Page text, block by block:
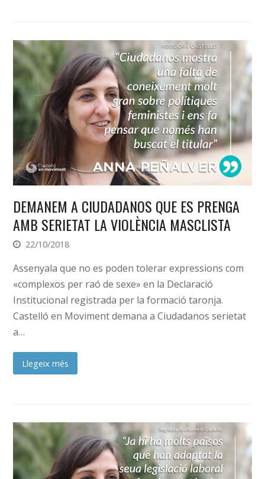
DEMANEM A CIUDADANOS QUE ES PRENGA
AMB SERIETAT LA VIOLÈNCIA MASCLISTA
22/10/2018
Assenyala que no es poden tolerar expressions com
«complexos per raó de sexe» en la Declaració
Institucional registrada per la formació taronja.
Castelló en Moviment demana a Ciudadanos serietat
a…
Llegeix més